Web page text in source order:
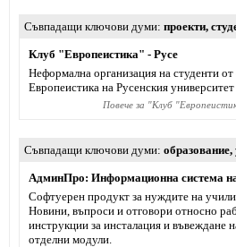
Съвпадащи ключови думи проекти,
Клуб "Европеистика" - Русе
Неформална организация на студенти от
Европеистика на Русенския
Повече за "Клуб
Съвпадащи ключови думи образование,
АдминПро: Информационна система
Софтуерен продукт за нуждите на
Новини, въпроси и отговори относно
инструкции за инсталация и въвеждане
отделни модули.